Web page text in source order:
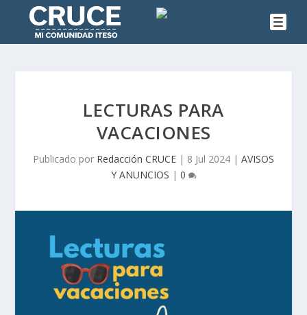
LECTURAS PARA
VACACIONES
Publicado por Redacción CRUCE | 8 Jul 2024 | AVISOS
Y ANUNCIOS | 0